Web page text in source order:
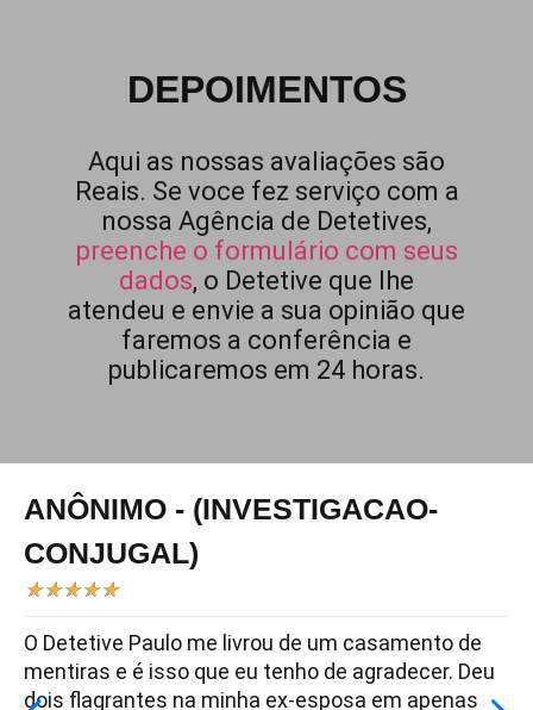
DEPOIMENTOS
Aqui as nossas avaliações são
Reais. Se voce fez serviço com a
nossa Agência de Detetives,
preenche o formulário com seus
dados, o Detetive que lhe
atendeu e envie a sua opinião que
faremos a conferência e
publicaremos em 24 horas.
ANÔNIMO - (INVESTIGACAO-
CONJUGAL)
★★★★★
O Detetive Paulo me livrou de um casamento de
mentiras e é isso que eu tenho de agradecer. Deu
dois flagrantes na minha ex-esposa em apenas